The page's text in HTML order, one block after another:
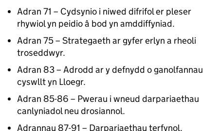
Adran 71 – Cydsynio i niwed difrifol er pleser
rhywiol yn peidio â bod yn amddiffyniad.
Adran 75 – Strategaeth ar gyfer erlyn a rheoli
troseddwyr.
Adran 83 – Adrodd ar y defnydd o ganolfannau
cyswllt yn Lloegr.
Adran 85-86 – Pwerau i wneud darpariaethau
canlyniadol neu drosiannol.
Adrannau 87-91 – Darpariaethau terfynol.